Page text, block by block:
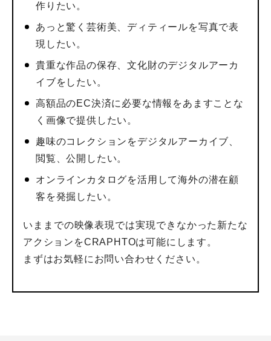
作りたい。
あっと驚く芸術美、ディティールを写真で表
現したい。
貴重な作品の保存、文化財のデジタルアーカ
イブをしたい。
高額品のEC決済に必要な情報をあますことな
く画像で提供したい。
趣味のコレクションをデジタルアーカイブ、
閲覧、公開したい。
オンラインカタログを活用して海外の潜在顧
客を発掘したい。
いままでの映像表現では実現できなかった新たな
アクションをCRAPHTOは可能にします。
まずはお気軽にお問い合わせください。